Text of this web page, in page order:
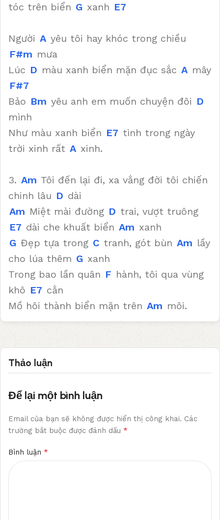
tóc trên biển G xanh E7
Người A yêu tôi hay khóc trong chiều
F#m mưa
Lúc D màu xanh biển mặn đục sắc A mây
F#7
Bảo Bm yêu anh em muốn chuyện đôi D
mình
Như màu xanh biển E7 tình trong ngày
trời xinh rất A xinh.
3. Am Tôi đến lại đi, xa vắng đời tôi chiến
chinh lâu D dài
Am Miệt mài đường D trai, vượt truông
E7 dài che khuất biển Am xanh
G Đẹp tựa trong C tranh, gót bùn Am lầy
cho lúa thêm G xanh
Trong bao lần quân F hành, tôi qua vùng
khô E7 cằn
Mồ hôi thành biển mặn trên Am môi.
Thảo luận
Để lại một bình luận
Email của bạn sẽ không được hiển thị công khai. Các
trường bắt buộc được đánh dấu *
Bình luận *